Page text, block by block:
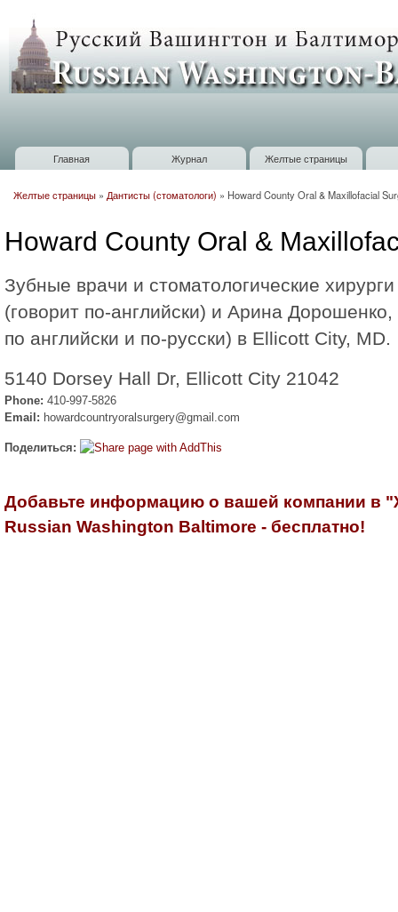
Russian
Washington
Baltimore
Главное меню
Главная Журнал Желтые страницы
Желтые страницы » Дантисты (стоматологи) » Howard County Oral & Maxillofacial
Howard County Oral &
Зубные врачи и стоматологические
(говорит по-английски) и Арина Дорошенко,
по английски и по-русски) в Ellicott City, MD.
5140 Dorsey Hall Dr, Ellicott City 21042
Phone: 410-997-5826
Email: howardcountryoralsurgery@gmail.com
Поделиться:
Добавьте информацию о вашей компании в
Russian Washington Baltimore - бесплатно!